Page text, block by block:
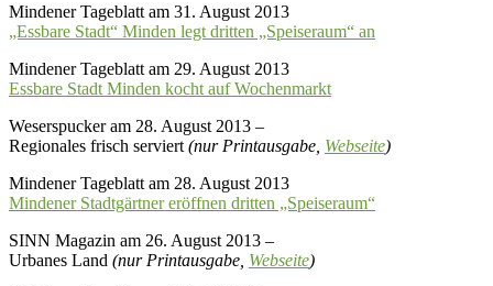
Mindener Tageblatt am 31. August 2013
„Essbare Stadt“ Minden legt dritten „Speiseraum“ an
Mindener Tageblatt am 29. August 2013
Essbare Stadt Minden kocht auf Wochenmarkt
Weserspucker am 28. August 2013 –
Regionales frisch serviert (nur Printausgabe, Webseite)
Mindener Tageblatt am 28. August 2013
Mindener Stadtgärtner eröffnen dritten „Speiseraum“
SINN Magazin am 26. August 2013 –
Urbanes Land (nur Printausgabe, Webseite)